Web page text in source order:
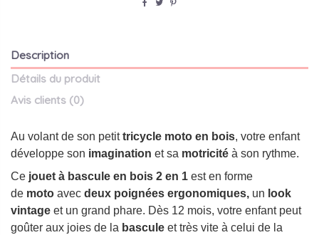
Description
Détails du produit
Avis clients (0)
Au volant de son petittricycle moto en bois, votre enfant
développe son imagination et sa motricité à son rythme.
Ce jouet à bascule en bois 2 en 1 est en forme
de moto avec deux poignées ergonomiques, un look
vintage et un grand phare. Dès 12 mois, votre enfant peut
goûter aux joies de la bascule et très vite à celui de la